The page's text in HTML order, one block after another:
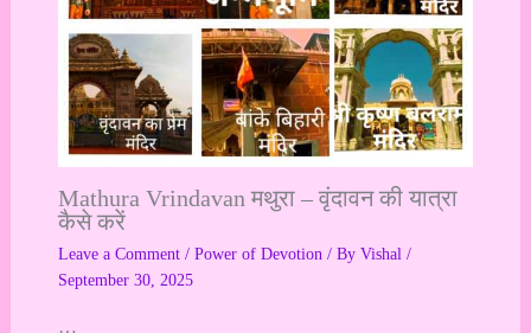
Mathura Vrindavan मथुरा – वृंदावन की यात्रा
कैसे करें
Leave a Comment / Power of Devotion / By Vishal /
September 30, 2025
…